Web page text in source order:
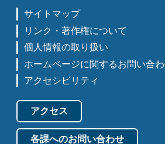
サイトマップ
リンク・著作権について
個人情報の取り扱い
ホームページに関するお問い合
アクセシビリティ
アクセス
各課へのお問い合わせ